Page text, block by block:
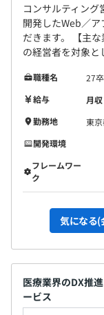
コンサルティン
開発したWeb／
だきます。 【主
の経営者を対象と
職種名
27
給与
月
勤務地
東
開発環境
フレームワー
ク
気になる(
医療業界のDX推
ービス